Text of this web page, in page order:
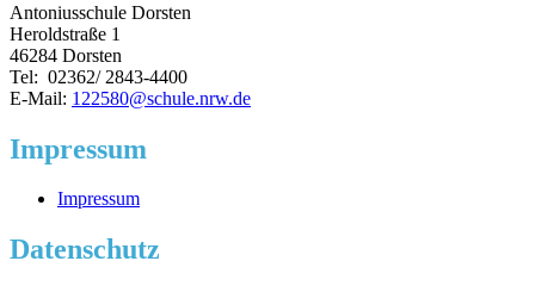
Antoniusschule Dorsten
Heroldstraße 1
46284 Dorsten
Tel: 02362/ 2843-4400
E-Mail: 122580@schule.nrw.de
Impressum
Impressum
Datenschutz